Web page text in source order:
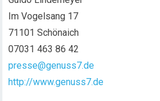
Im Vogelsang 17
71101 Schönaich
07031 463 86 42
presse@genuss7.de
http://www.genuss7.de